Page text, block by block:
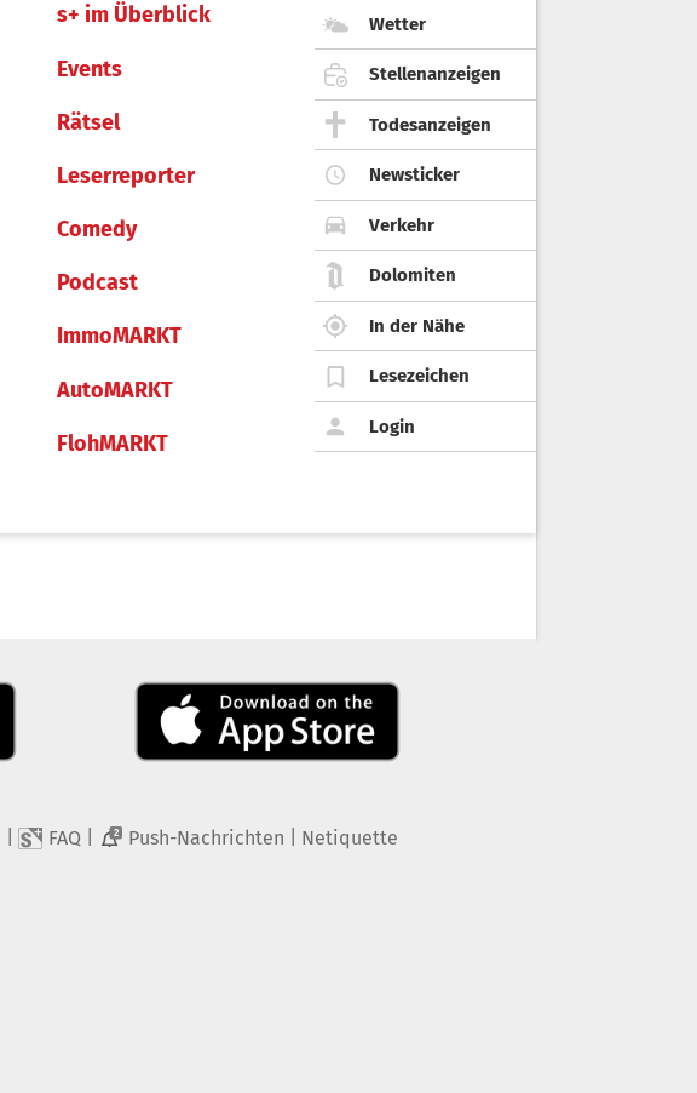
s+ im Überblick
Events
Rätsel
Leserreporter
Comedy
Podcast
ImmoMARKT
AutoMARKT
FlohMARKT
Wetter
Stellenanzeigen
Todesanzeigen
Newsticker
Verkehr
Dolomiten
In der Nähe
Lesezeichen
Login
FAQ 2 Push-Nachrichten Netiquette